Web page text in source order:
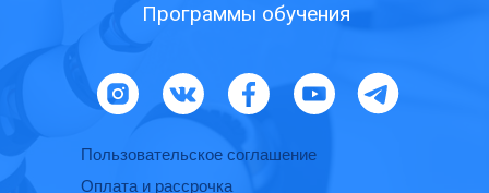
Программы обучения
Пользовательское соглашение
Оплата и рассрочка